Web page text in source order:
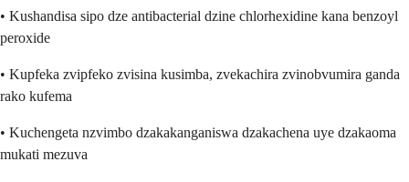
• Kushandisa sipo dze antibacterial dzine chlorhexidine kana benzoyl
peroxide
• Kupfeka zvipfeko zvisina kusimba, zvekachira zvinobvumira ganda
rako kufema
• Kuchengeta nzvimbo dzakakanganiswa dzakachena uye dzakaoma
mukati mezuva